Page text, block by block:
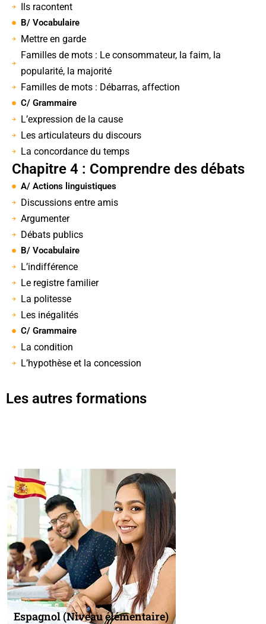
Ils racontent
B/ Vocabulaire
Mettre en garde
Familles de mots : Le consommateur, la faim, la
popularité, la majorité
Familles de mots : Débarras, affection
C/ Grammaire
L’expression de la cause
Les articulateurs du discours
La concordance du temps
Chapitre 4 : Comprendre des débats
A/ Actions linguistiques
Discussions entre amis
Argumenter
Débats publics
B/ Vocabulaire
L’indifférence
Le registre familier
La politesse
Les inégalités
C/ Grammaire
La condition
L’hypothèse et la concession
Les autres formations
Espagnol (Niveau élémentaire)